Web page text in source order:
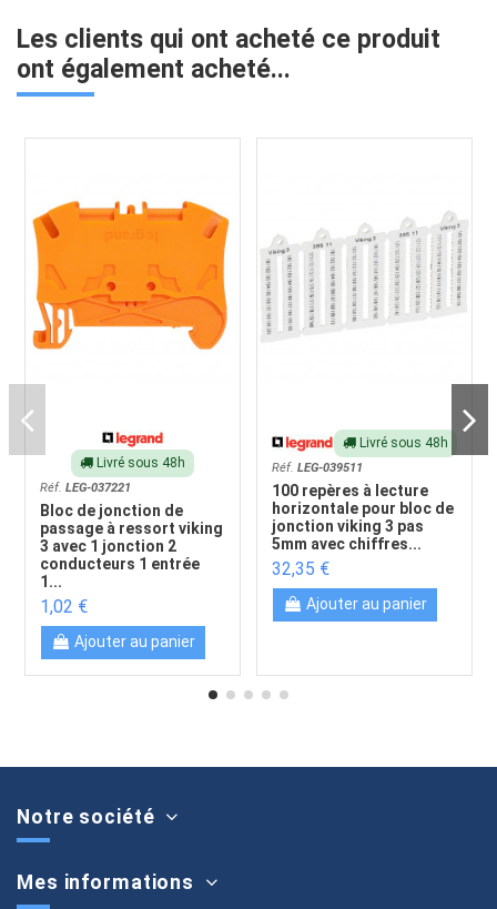
Les clients qui ont acheté ce produit
ont également acheté...
Livré sous 48h
Réf.LEG-037221
Bloc de jonction de
passage à ressort viking
3 avec 1 jonction 2
conducteurs 1 entrée
1...
1,02 €
Ajouter au panier
Livré sous 48h
Réf.LEG-039511
100 repères à lecture
horizontale pour bloc de
jonction viking 3 pas
5mm avec chiffres...
32,35 €
Ajouter au panier
Notre société
Mes informations